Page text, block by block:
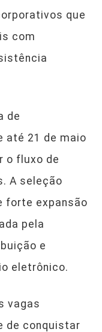
que
com
de
até 21 de maio
o fluxo de
A seleção
forte expansão
pela
e
eletrônico.
vagas
de conquistar